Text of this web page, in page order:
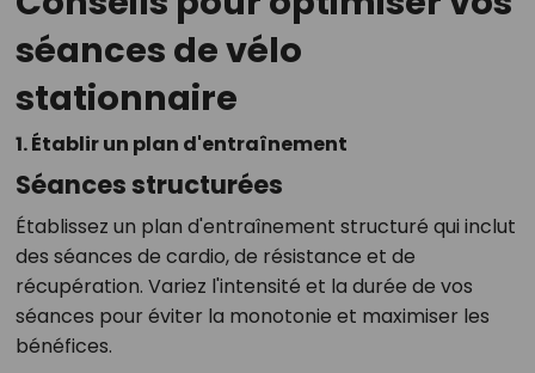
séances de vélo
stationnaire
1. Établir un plan d'entraînement
Séances structurées
Établissez un plan d'entraînement structuré qui inclut
des séances de cardio, de résistance et de
récupération. Variez l'intensité et la durée de vos
séances pour éviter la monotonie et maximiser les
bénéfices.